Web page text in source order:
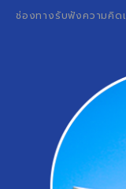
ช่องทางรับฟังความคิด